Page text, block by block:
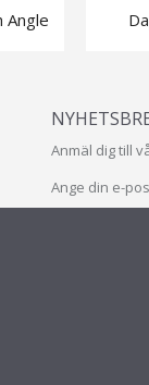
Angle
Anmäl dig till
Ange din e-